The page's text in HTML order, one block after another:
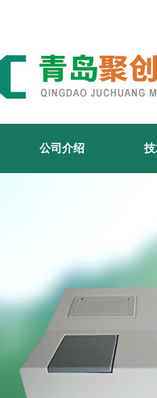
公司介绍